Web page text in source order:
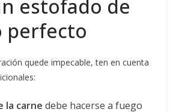
estofado de
perfecto
quede impecable, ten en cuenta
la carne debe hacerse a fuego